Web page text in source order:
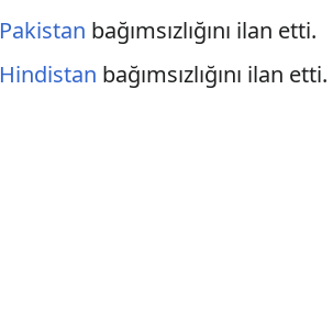
Pakistan bağımsızlığını ilan etti.
Hindistan bağımsızlığını ilan etti.